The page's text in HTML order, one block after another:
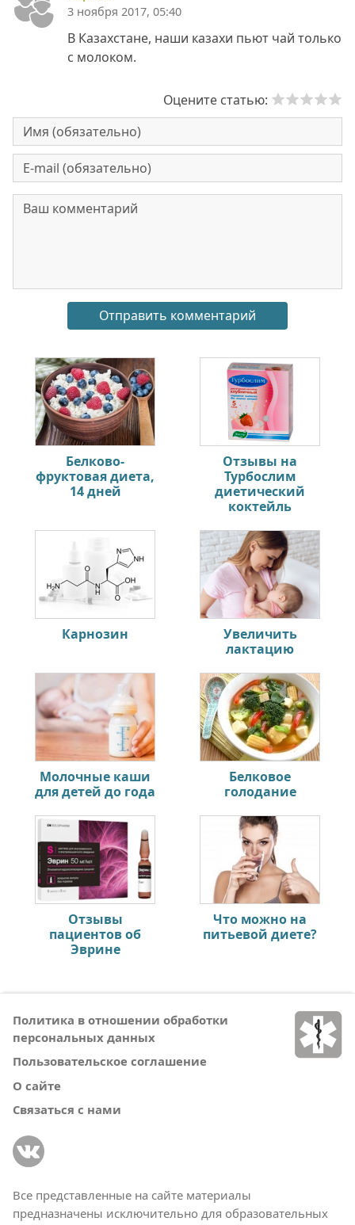
3 ноября 2017, 05:40
В Казахстане, наши казахи пьют чай только
с молоком.
Оцените статью:
Белково-
фруктовая диета,
14 дней
Отзывы на
Турбослим
диетический
коктейль
Карнозин
Увеличить
лактацию
Молочные каши
для детей до года
Белковое
голодание
Отзывы
пациентов об
Эврине
Что можно на
питьевой диете?
Политика в отношении обработки
персональных данных
Пользовательское соглашение
О сайте
Связаться с нами
Все представленные на сайте материалы
предназначены исключительно для образовательных